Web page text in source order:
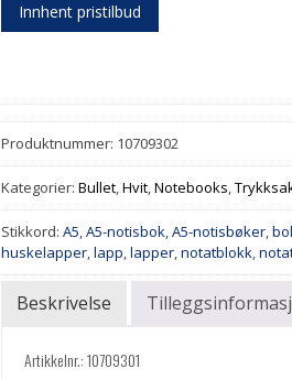
Innhent pristilbud
Produktnummer: 10709302
Kategorier:Bullet,Hvit,Notebooks,
Stikkord:A5,A5-notisbok,A5-notisbøker,
huskelapper,lapp,lapper,notatblokk,
Beskrivelse
Artikkelnr.: 10709301